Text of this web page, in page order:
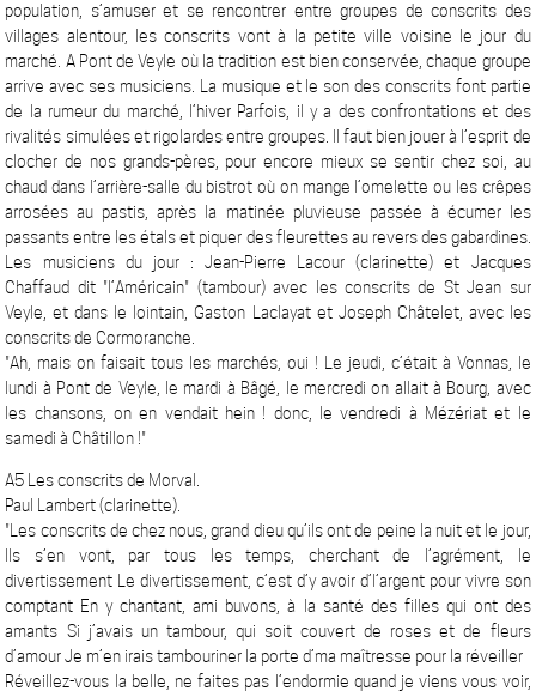
population, s’amuser et se rencontrer entre groupes de conscrits des
villages alentour, les conscrits vont à la petite ville voisine le jour du
marché. A Pont de Veyle où la tradition est bien conservée, chaque groupe
arrive avec ses musiciens. La musique et le son des conscrits font partie
de la rumeur du marché, l’hiver Parfois, il y a des confrontations et des
rivalités simulées et rigolardes entre groupes. Il faut bien jouer à l’esprit de
clocher de nos grands-pères, pour encore mieux se sentir chez soi, au
chaud dans l’arrière-salle du bistrot où on mange l’omelette ou les crêpes
arrosées au pastis, après la matinée pluvieuse passée à écumer les
passants entre les étals et piquer des fleurettes au revers des gabardines.
Les musiciens du jour : Jean-Pierre Lacour (clarinette) et Jacques
Chaffaud dit "l’Américain" (tambour) avec les conscrits de St Jean sur
Veyle, et dans le lointain, Gaston Laclayat et Joseph Châtelet, avec les
conscrits de Cormoranche.
"Ah, mais on faisait tous les marchés, oui ! Le jeudi, c’était à Vonnas, le
lundi à Pont de Veyle, le mardi à Bâgé, le mercredi on allait à Bourg, avec
les chansons, on en vendait hein ! donc, le vendredi à Mézériat et le
samedi à Châtillon !"
A5 Les conscrits de Morval.
Paul Lambert (clarinette).
"Les conscrits de chez nous, grand dieu qu’ils ont de peine la nuit et le jour,
Ils s’en vont, par tous les temps, cherchant de l’agrément, le
divertissement Le divertissement, c’est d’y avoir d’l’argent pour vivre son
comptant En y chantant, ami buvons, à la santé des filles qui ont des
amants Si j’avais un tambour, qui soit couvert de roses et de fleurs
d’amour Je m’en irais tambouriner la porte d’ma maîtresse pour la réveiller
Réveillez-vous la belle, ne faites pas l’endormie quand je viens vous voir,